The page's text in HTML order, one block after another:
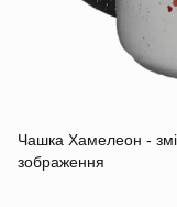
Чашка Хамелеон -
зображення